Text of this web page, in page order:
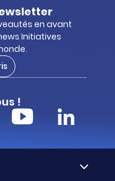
en avant
Initiatives
!